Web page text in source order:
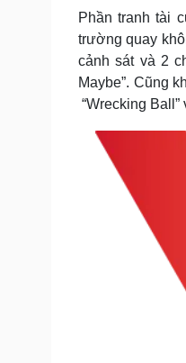
Phần tranh tài
trường quay
cảnh sát và 2
Maybe”. Cũng
“Wrecking